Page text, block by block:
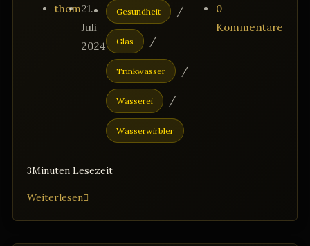
Beitrags-
Autor:
thomBeitrag
veröffentlicht:
21.
Juli
2024
Beitrags-
Kategorie:
Gesundheit /
Glas /
Trinkwasser /
Wasserei /
Wasserwirbler
Beitrags-
Kommentare:
0
Kommentare
3Minuten Lesezeit
WeiterlesenDas